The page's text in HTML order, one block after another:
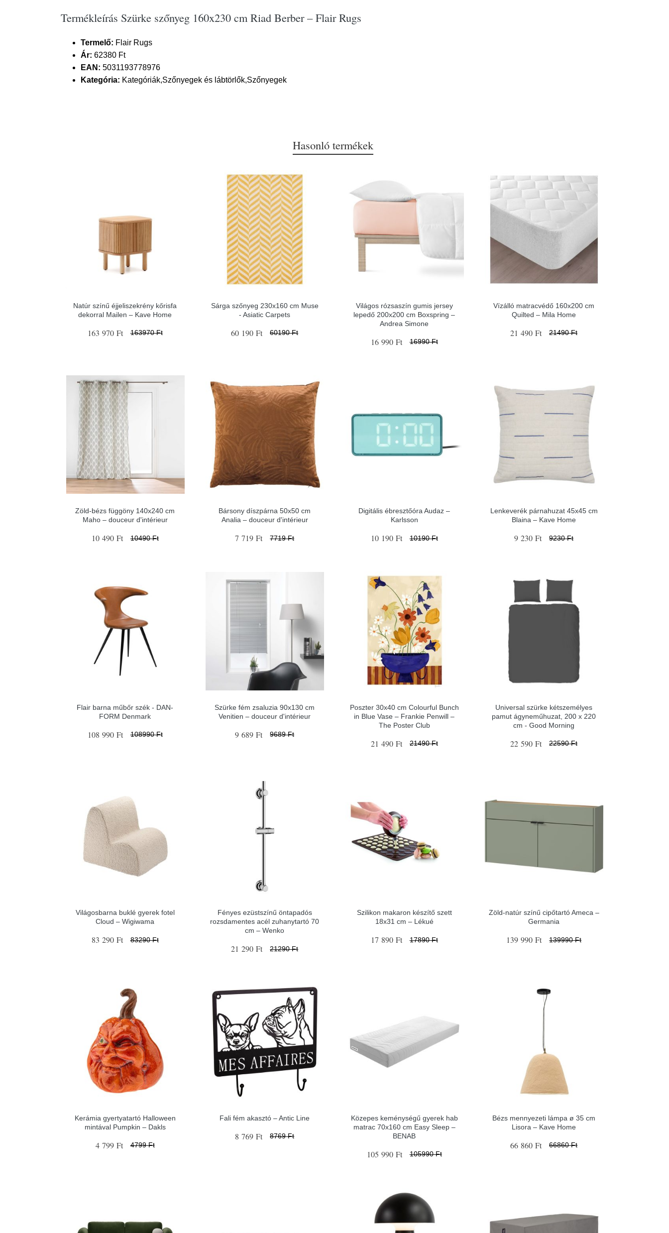
Termékleírás Szürke szőnyeg 160x230 cm Riad Berber – Flair Rugs
Termelő: Flair Rugs
Ár: 62380 Ft
EAN: 5031193778976
Kategória: Kategóriák,Szőnyegek és lábtörlők,Szőnyegek
Hasonló termékek
Natúr színű éjjeliszekrény kőrisfa
dekorral Mailen – Kave Home
163 970 Ft 163970 Ft
Sárga szőnyeg 230x160 cm Muse
- Asiatic Carpets
60 190 Ft 60190 Ft
Világos rózsaszín gumis jersey
lepedő 200x200 cm Boxspring –
Andrea Simone
16 990 Ft 16990 Ft
Vízálló matracvédő 160x200 cm
Quilted – Mila Home
21 490 Ft 21490 Ft
Zöld-bézs függöny 140x240 cm
Maho – douceur d'intérieur
10 490 Ft 10490 Ft
Bársony díszpárna 50x50 cm
Analia – douceur d'intérieur
7 719 Ft 7719 Ft
Digitális ébresztőóra Audaz –
Karlsson
10 190 Ft 10190 Ft
Lenkeverék párnahuzat 45x45 cm
Blaina – Kave Home
9 230 Ft 9230 Ft
Flair barna műbőr szék - ​​​​​DAN-
FORM Denmark
108 990 Ft 108990 Ft
Szürke fém zsaluzia 90x130 cm
Venitien – douceur d'intérieur
9 689 Ft 9689 Ft
Poszter 30x40 cm Colourful Bunch
in Blue Vase – Frankie Penwill –
The Poster Club
21 490 Ft 21490 Ft
Universal szürke kétszemélyes
pamut ágyneműhuzat, 200 x 220
cm - Good Morning
22 590 Ft 22590 Ft
Világosbarna buklé gyerek fotel
Cloud – Wigiwama
83 290 Ft 83290 Ft
Fényes ezüstszínű öntapadós
rozsdamentes acél zuhanytartó 70
cm – Wenko
21 290 Ft 21290 Ft
Szilikon makaron készítő szett
18x31 cm – Lékué
17 890 Ft 17890 Ft
Zöld-natúr színű cipőtartó Ameca –
Germania
139 990 Ft 139990 Ft
Kerámia gyertyatartó Halloween
mintával Pumpkin – Dakls
4 799 Ft 4799 Ft
Fali fém akasztó – Antic Line
8 769 Ft 8769 Ft
Közepes keménységű gyerek hab
matrac 70x160 cm Easy Sleep –
BENAB
105 990 Ft 105990 Ft
Bézs mennyezeti lámpa ø 35 cm
Lisora – Kave Home
66 860 Ft 66860 Ft